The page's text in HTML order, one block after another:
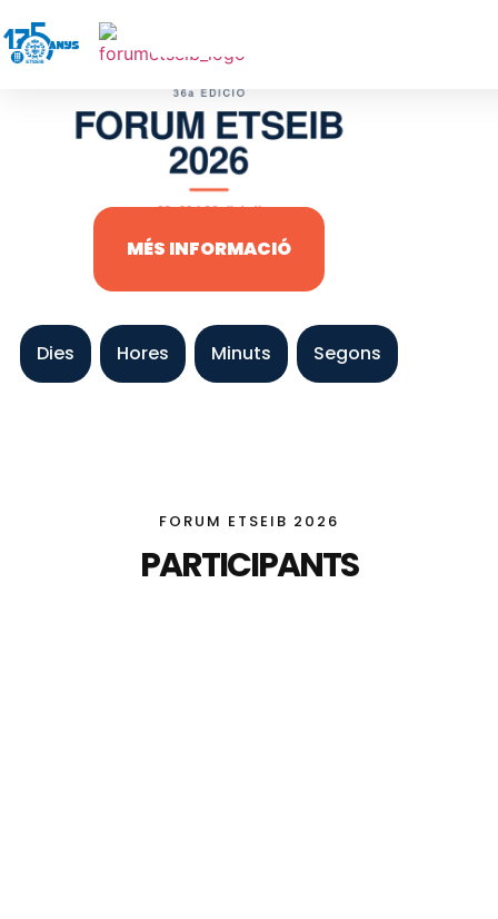
MÉS INFORMACIÓ
Dies Hores Minuts Segons
FORUM ETSEIB 2026
PARTICIPANTS